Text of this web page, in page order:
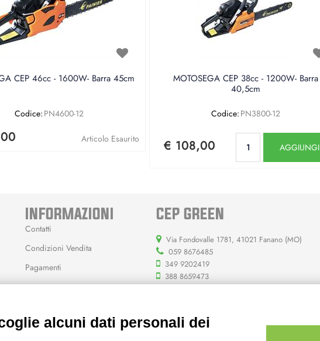
CEP 46cc - 1600W- Barra 45cm
Codice: PN4600-12
Articolo Esaurito
MOTOSEGA CEP 38cc - 1200W- Barra
40,5cm
Codice: PN3800-12
€ 108,00 AGGIUNGI
INFORMAZIONI
Contatti
Condizioni Vendita
Pagamenti
CEP GREEN
Via Fondovalle 1781, 41021 Fanano (MO)
059 8676485
349 9202419
388 8659473
Orario
Dal lunedì al venerdì
alcuni dati personali dei